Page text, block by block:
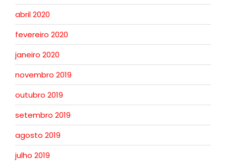
abril 2020
fevereiro 2020
janeiro 2020
novembro 2019
outubro 2019
setembro 2019
agosto 2019
julho 2019